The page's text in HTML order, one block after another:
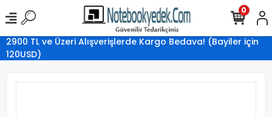
2900 TL ve Üzeri Alışverişlerde Kargo Bedava! (Bayiler için
120USD)
0